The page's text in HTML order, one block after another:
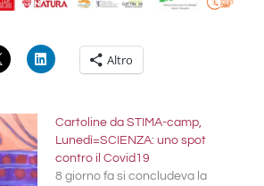
Altro
Cartoline da STIMA-camp,
Lunedì=SCIENZA: uno spot
contro il Covid19
8 giorno fa si concludeva la